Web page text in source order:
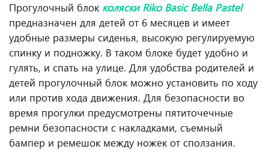
Прогулочный блок коляски Riko Basic Bella Pastel
предназначен для детей от 6 месяцев и имеет
удобные размеры сиденья, высокую регулируемую
спинку и подножку. В таком блоке будет удобно и
гулять, и спать на улице. Для удобства родителей и
детей прогулочный блок можно установить по ходу
или против хода движения. Для безопасности во
время прогулки предусмотрены пятиточечные
ремни безопасности с накладками, съемный
бампер и ремешок между ножек от сползания.